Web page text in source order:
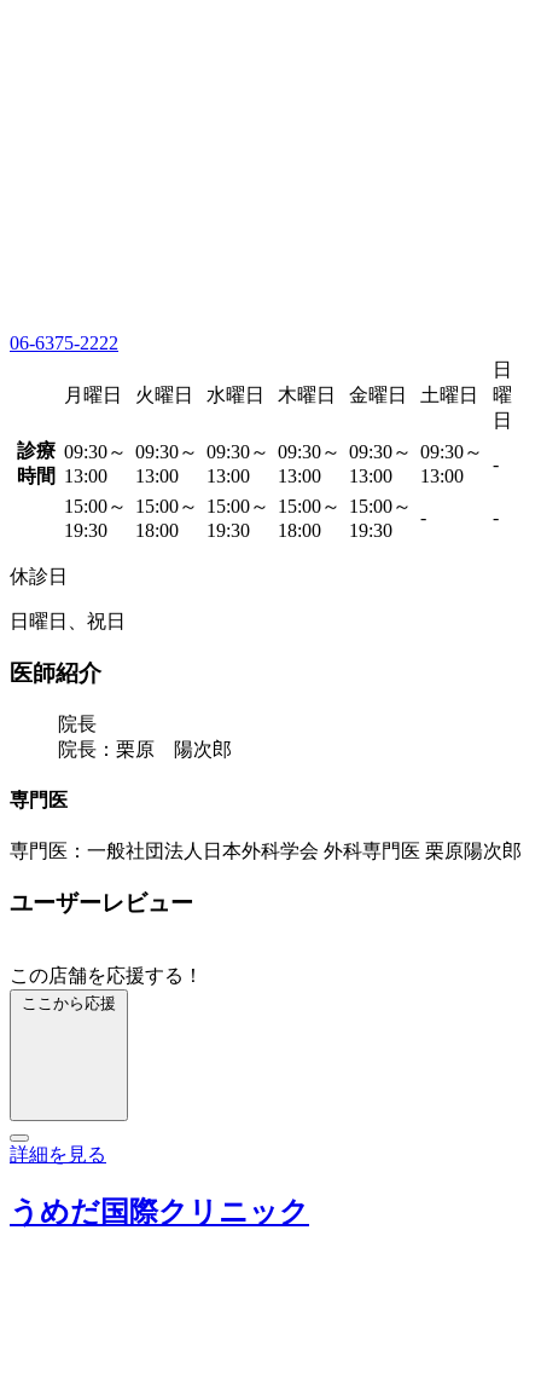
06-6375-2222
月曜日 火曜日 水曜日 木曜日 金曜日 土曜日
日
曜
日
診療
時間
09:30～
13:00
09:30～
13:00
09:30～
13:00
09:30～
13:00
09:30～
13:00
09:30～
13:00
-
15:00～
19:30
15:00～
18:00
15:00～
19:30
15:00～
18:00
15:00～
19:30
- -
休診日
日曜日、祝日
医師紹介
院長
院長：栗原 陽次郎
専門医
専門医：一般社団法人日本外科学会 外科専門医 栗原陽次郎
ユーザーレビュー
この店舗を応援する！
ここから応援
詳細を見る
うめだ国際クリニック